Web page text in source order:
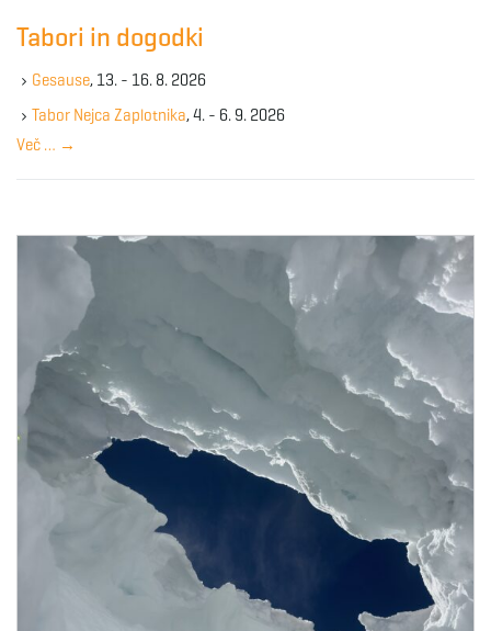
e
y
w
r
Tabori in dogodki
Gesause, 13. - 16. 8. 2026
Tabor Nejca Zaplotnika, 4. - 6. 9. 2026
Več … →